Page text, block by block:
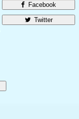
Facebook
Twitter